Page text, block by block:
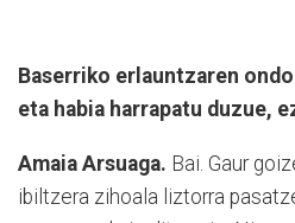
Baserriko erlauntzaren
eta habia harrapatu duzue,
Amaia Arsuaga. Bai. Gaur
ibiltzera zihoala liztorra